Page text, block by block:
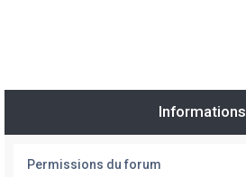
Informations
Permissions du forum